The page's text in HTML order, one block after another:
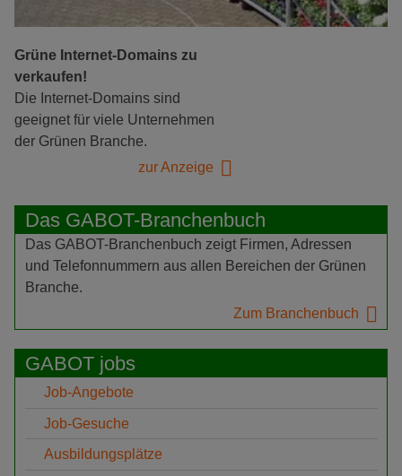
Grüne Internet-Domains zu
verkaufen!
Die Internet-Domains sind
geeignet für viele Unternehmen
der Grünen Branche.
zur Anzeige
Das GABOT-Branchenbuch
Das GABOT-Branchenbuch zeigt Firmen, Adressen
und Telefonnummern aus allen Bereichen der Grünen
Branche.
Zum Branchenbuch
GABOT jobs
Job-Angebote
Job-Gesuche
Ausbildungsplätze